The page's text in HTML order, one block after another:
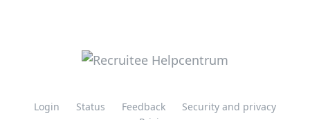
Login Status Feedback
Security and privacy